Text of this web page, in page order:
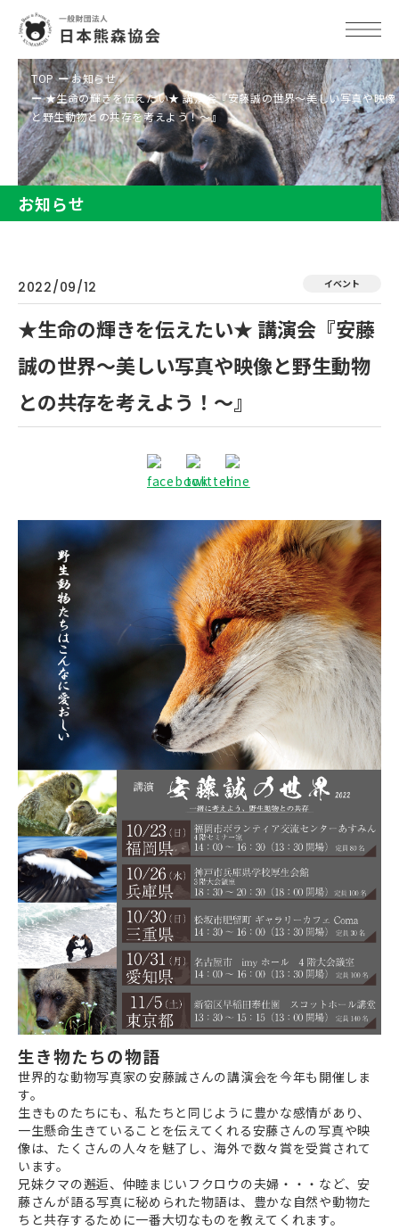
TOP
お知らせ
★生命の輝きを伝えたい★ 講演会『安藤誠の世界～美しい写真や映像
と野生動物との共存を考えよう！～』
お知らせ
2022/09/12 イベント
★生命の輝きを伝えたい★ 講演会『安藤
誠の世界～美しい写真や映像と野生動物
との共存を考えよう！～』
生き物たちの物語
世界的な動物写真家の安藤誠さんの講演会を今年も開催しま
す。
生きものたちにも、私たちと同じように豊かな感情があり、
一生懸命生きていることを伝えてくれる安藤さんの写真や映
像は、たくさんの人々を魅了し、海外で数々賞を受賞されて
います。
兄妹クマの邂逅、仲睦まじいフクロウの夫婦・・・など、安
藤さんが語る写真に秘められた物語は、豊かな自然や動物た
ちと共存するために一番大切なものを教えてくれます。